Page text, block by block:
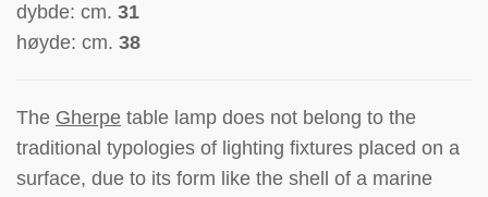
dybde: cm. 31
høyde: cm. 38
The Gherpe table lamp does not belong to the
traditional typologies of lighting fixtures placed on a
surface, due to its form like the shell of a marine